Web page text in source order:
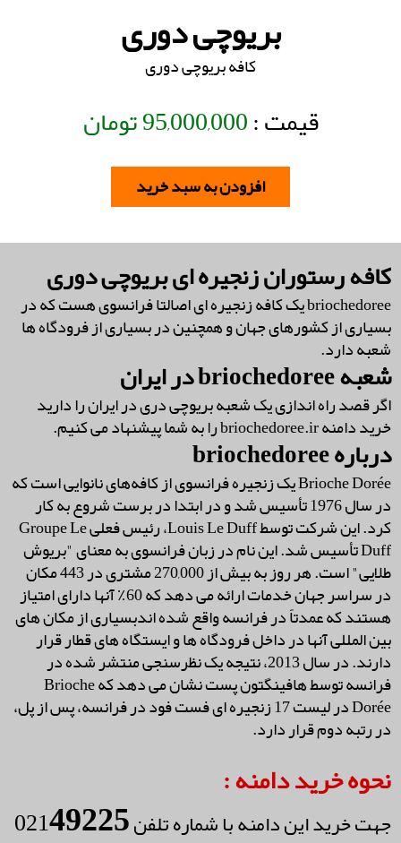
بریوچی دوری
کافه بریوچی دوری
قیمت :95,000,000تومان
افزودن به سبد خرید
کافه رستوران زنجیره ای بریوچی دوری
briochedoree یک کافه زنجیره ای اصالتا فرانسوی هست که در
بسیاری از کشورهای جهان و همچنین در بسیاری از فرودگاه ها
شعبه دارد.
شعبه briochedoree در ایران
اگر قصد راه اندازی یک شعبه بریوچی دری در ایران را دارید
خرید دامنه briochedoree.ir را به شما پیشنهاد می کنیم.
درباره briochedoree
Brioche Dorée یک زنجیره فرانسوی از کافه‌های نانوایی است که
در سال 1976 تأسیس شد و در ابتدا در برست شروع به کار
کرد. این شرکت توسط Louis Le Duff، رئیس فعلی Groupe Le
Duff تأسیس شد. این نام در زبان فرانسوی به معنای "بریوش
طلایی" است. هر روز به بیش از 270,000 مشتری در 443 مکان
در سراسر جهان خدمات ارائه می دهد که 60٪ آنها دارای امتیاز
هستند که عمدتاً در فرانسه واقع شده اندبسیاری از مکان های
بین المللی آنها در داخل فرودگاه ها و ایستگاه های قطار قرار
دارند. در سال 2013، نتیجه یک نظرسنجی منتشر شده در
فرانسه توسط هافینگتون پست نشان می دهد که Brioche
Dorée در لیست 17 زنجیره ای فست فود در فرانسه، پس از پل،
در رتبه دوم قرار دارد.
نحوه خرید دامنه :
جهت خرید این دامنه با شماره تلفن 02149225